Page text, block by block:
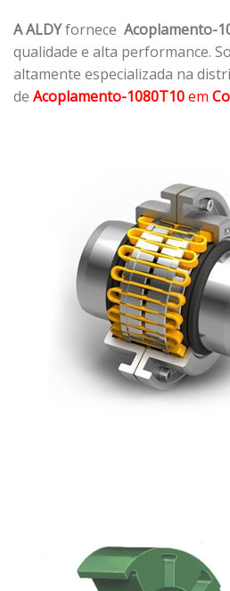
A ALDYfornece Acoplamento-
qualidade e alta performance.
altamente especializada na
de Acoplamento-1080T10em